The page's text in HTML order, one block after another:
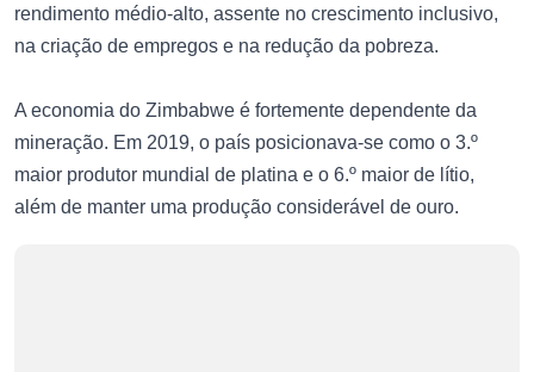
rendimento médio-alto, assente no crescimento inclusivo,
na criação de empregos e na redução da pobreza.
A economia do Zimbabwe é fortemente dependente da
mineração. Em 2019, o país posicionava-se como o 3.º
maior produtor mundial de platina e o 6.º maior de lítio,
além de manter uma produção considerável de ouro.